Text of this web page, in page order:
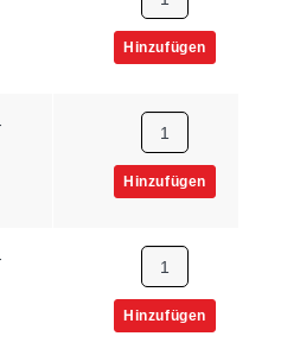
Hinzufügen
1
Hinzufügen
2
Hinzufügen